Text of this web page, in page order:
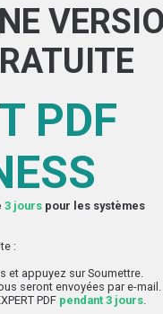
PDF
3 jours pour les systèmes
:
appuyez sur Soumettre.
seront envoyées par e-mail.
PDF pendant 3 jours